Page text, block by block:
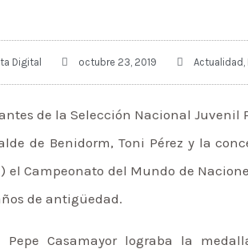
Digital octubre 23, 2019 Actualidad
de la Selección Nacional Juvenil
de Benidorm, Toni Pérez y la
el Campeonato del Mundo de
de antigüedad.
Pepe Casamayor lograba la